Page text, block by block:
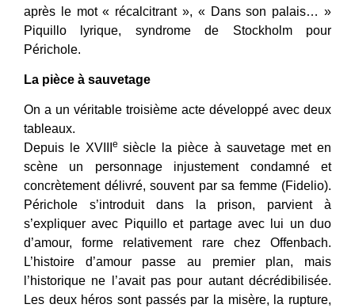
après le mot « récalcitrant », « Dans son palais… »
Piquillo lyrique, syndrome de Stockholm pour
Périchole.
La pièce à sauvetage
On a un véritable troisième acte développé avec deux
tableaux.
Depuis le XVIII
e siècle la pièce à sauvetage met en
scène un personnage injustement condamné et
concrètement délivré, souvent par sa femme (Fidelio).
Périchole s’introduit dans la prison, parvient à
s’expliquer avec Piquillo et partage avec lui un duo
d’amour, forme relativement rare chez Offenbach.
L’histoire d’amour passe au premier plan, mais
l’historique ne l’avait pas pour autant décrédibilisée.
Les deux héros sont passés par la misère, la rupture,